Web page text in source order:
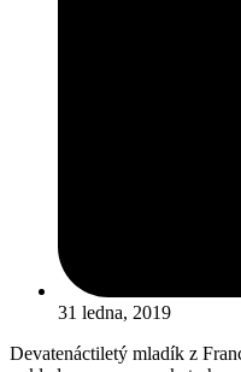
31 ledna, 2019
Devatenáctiletý mladík z